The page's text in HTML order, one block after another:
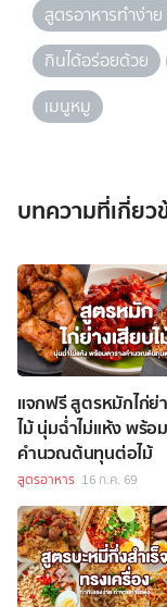
สูตรอาหารทำง่าย
กินได้อร่อยด้วย
เมนูหมู
บทความที่เกี่ยว
แจกฟรี สูตรหมักไก่ย่
ไม้ นุ่มฉ่ำไม่แห้ง พร้อ
คำนวณต้นทุนต่อไม้
สูตรอาหาร 16 ก.ค. 69